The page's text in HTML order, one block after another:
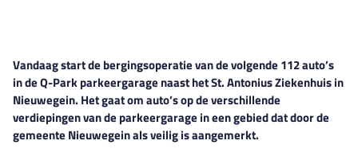
Vandaag start de bergingsoperatie van de volgende 112 auto’s
in deQ-Parkparkeergarage naast het St. Antonius Ziekenhuis in
Nieuwegein. Het gaat om auto’s op de verschillende
verdiepingen van de parkeergarage in een gebied dat door de
gemeente Nieuwegein als veilig is aangemerkt.